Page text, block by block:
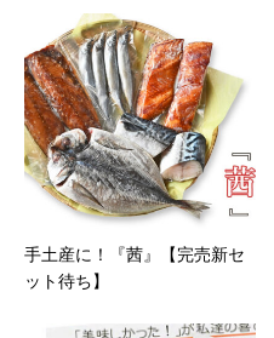
手土産に！『茜』【完売新セ
ット待ち】